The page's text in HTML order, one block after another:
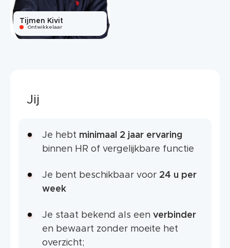
Tijmen Kivit
Ontwikkelaar
Jij
Je hebt minimaal 2 jaar ervaring
binnen HR of vergelijkbare functie
Je bent beschikbaar voor 24 u per
week
Je staat bekend als een verbinder
en bewaart zonder moeite het
overzicht;